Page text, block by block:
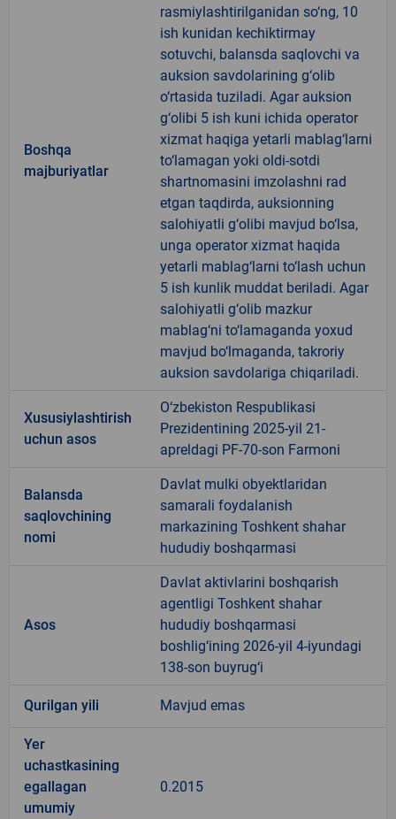
Boshqa
majburiyatlar
rasmiylashtirilganidan so‘ng, 10
ish kunidan kechiktirmay
sotuvchi, balansda saqlovchi va
auksion savdolarining g‘olib
o‘rtasida tuziladi. Agar auksion
g‘olibi 5 ish kuni ichida operator
xizmat haqiga yetarli mablag‘larni
to‘lamagan yoki oldi-sotdi
shartnomasini imzolashni rad
etgan taqdirda, auksionning
salohiyatli g‘olibi mavjud bo‘lsa,
unga operator xizmat haqida
yetarli mablag‘larni to‘lash uchun
5 ish kunlik muddat beriladi. Agar
salohiyatli g‘olib mazkur
mablag‘ni to‘lamaganda yoxud
mavjud bo‘lmaganda, takroriy
auksion savdolariga chiqariladi.
Xususiylashtirish
uchun asos
O‘zbekiston Respublikasi
Prezidentining 2025-yil 21-
apreldagi PF-70-son Farmoni
Balansda
saqlovchining
nomi
Davlat mulki obyektlaridan
samarali foydalanish
markazining Toshkent shahar
hududiy boshqarmasi
Asos
Davlat aktivlarini boshqarish
agentligi Toshkent shahar
hududiy boshqarmasi
boshlig‘ining 2026-yil 4-iyundagi
138-son buyrug‘i
Qurilgan yili Mavjud emas
Yer
uchastkasining
egallagan
umumiy
0.2015